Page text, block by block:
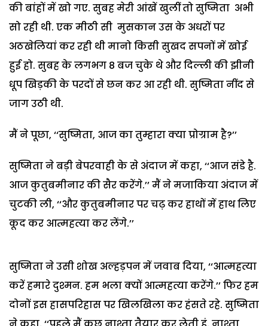
की बांहों में खो गए. सुबह मेरी आंखें खुलीं तो सुष्मिता अभी
सो रही थी. एक मीठी सी मुसकान उस के अधरों पर
अठखेलियां कर रही थी मानो किसी सुखद सपनों में खोई
हुई हो. सुबह के लगभग 8 बज चुके थे और दिल्ली की झीनी
धूप खिड़की के परदों से छन कर आ रही थी. सुष्मिता नींद से
जाग उठी थी.
मैं ने पूछा, ‘‘सुष्मिता, आज का तुम्हारा क्या प्रोग्राम है?’’
सुष्मिता ने बड़ी बेपरवाही के से अंदाज में कहा, ‘‘आज संडे है.
आज कुतुबमीनार की सैर करेंगे.’’ मैं ने मजाकिया अंदाज में
चुटकी ली, ‘‘और कुतुबमीनार पर चढ़ कर हाथों में हाथ लिए
कूद कर आत्महत्या कर लेंगे.’’
सुष्मिता ने उसी शोख अल्हड़पन में जवाब दिया, ‘‘आत्महत्या
करें हमारे दुश्मन. हम भला क्यों आत्महत्या करेंगे.’’ फिर हम
दोनों इस हासपरिहास पर खिलखिला कर हंसते रहे. सुष्मिता